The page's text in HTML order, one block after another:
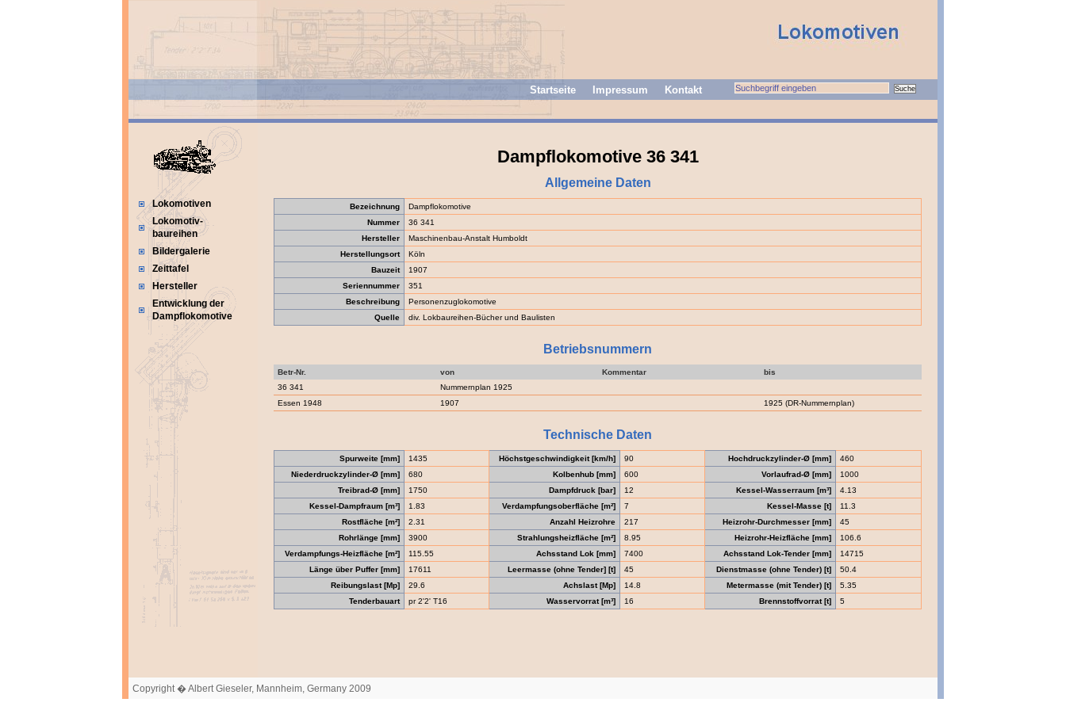
Startseite Impressum Kontakt
Lokomotiven
Lokomotiv-
baureihen
Bildergalerie
Zeittafel
Hersteller
Entwicklung der
Dampflokomotive
Dampflokomotive 36 341
Allgemeine Daten
Bezeichnung
Dampflokomotive
Nummer
36 341
Hersteller
Maschinenbau-Anstalt Humboldt
Herstellungsort
Köln
Bauzeit
1907
Seriennummer
351
Beschreibung
Personenzuglokomotive
Quelle
div. Lokbaureihen-Bücher und Baulisten
Betriebsnummern
Betr-Nr. von Kommentar
bis
36 341
Nummernplan 1925
Essen 1948
1907 1925 (DR-Nummernplan)
Technische Daten
Spurweite [mm] 1435 Höchstgeschwindigkeit [km/h] 90 Hochdruckzylinder-Ø [mm]
460
Niederdruckzylinder-Ø [mm]
680 Kolbenhub [mm] 600 Vorlaufrad-Ø [mm]
1000
Treibrad-Ø [mm]
1750 Dampfdruck [bar] 12 Kessel-Wasserraum [m³]
4.13
Kessel-Dampfraum [m³]
1.83 Verdampfungsoberfläche [m²] 7 Kessel-Masse [t]
11.3
Rostfläche [m²]
2.31 Anzahl Heizrohre 217 Heizrohr-Durchmesser [mm]
45
Rohrlänge [mm]
3900 Strahlungsheizfläche [m²] 8.95 Heizrohr-Heizfläche [mm]
106.6
Verdampfungs-Heizfläche [m²]
115.55 Achsstand Lok [mm] 7400 Achsstand Lok-Tender [mm]
14715
Länge über Puffer [mm]
17611 Leermasse (ohne Tender] [t] 45 Dienstmasse (ohne Tender) [t]
50.4
Reibungslast [Mp]
29.6 Achslast [Mp] 14.8 Metermasse (mit Tender) [t]
5.35
Tenderbauart
pr 2'2' T16 Wasservorrat [m³] 16 Brennstoffvorrat [t] 5
Copyright � Albert Gieseler, Mannheim, Germany 2009